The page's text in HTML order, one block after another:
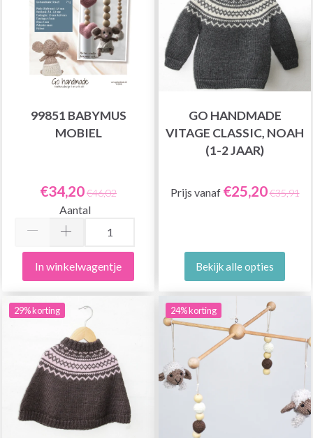
99851 BABYMUS
MOBIEL
€34,20€46,02
Aantal
In winkelwagentje
GO HANDMADE
VITAGE CLASSIC, NOAH
(1-2 JAAR)
Prijs vanaf €25,20€35,91
Bekijk alle opties
29% korting 24% korting